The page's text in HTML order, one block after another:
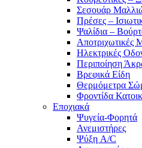
Σεσουάρ
Πρέσες –
Ψαλίδια –
Αποτριχωτικές
Ηλεκτρικές
Περιποίηση
Βρεφικά Είδη
Θερμόμετρα
Φροντίδα
Εποχιακά
Ψυγεία-Φορητά
Ανεμιστήρες
Ψύξη A/C